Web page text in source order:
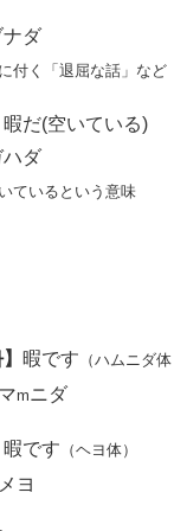
ナダ
付く「退屈な話」など
暇だ(空いている)
ハダ
ているという意味
暇です （ハムニダ
m ニダ
暇です （ヘヨ体）
ヨ